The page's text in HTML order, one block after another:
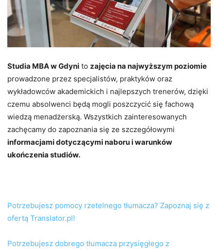
Studia MBA w Gdyni to zajęcia na najwyższym poziomie
prowadzone przez specjalistów, praktyków oraz
wykładowców akademickich i najlepszych trenerów, dzięki
czemu absolwenci będą mogli poszczycić się fachową
wiedzą menadżerską. Wszystkich zainteresowanych
zachęcamy do zapoznania się ze szczegółowymi
informacjami dotyczącymi naboru i warunków
ukończenia studiów.
Potrzebujesz pomocy rzetelnego tłumacza? Zapoznaj się z
ofertą Translator.pl!
Potrzebujesz dobrego tłumacza przysięgłego z